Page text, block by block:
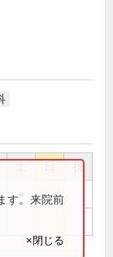
祝
す。来院前
×閉じる